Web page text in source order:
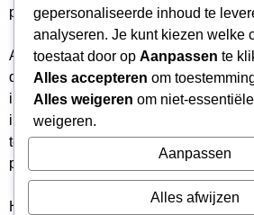
pillen wegslikken.
Als ik thuis was keek ik of ik nog in
de angst uit pure interesse. Dit deed ik
instructie te geven dat ik boven de
ik er naartoe durf te gaan. Ik durfde
te hebben en misschien wel zoals
prees haar of hem de Hemel in”.
Het dissociëren is de start van het
gepersonaliseerde inhoud te
analyseren. Je kunt kiezen welke
toestaat door op Aanpassen te
Alles accepteren om
Alles weigeren om niet-
weigeren.
Aanpassen
Alles afwijzen